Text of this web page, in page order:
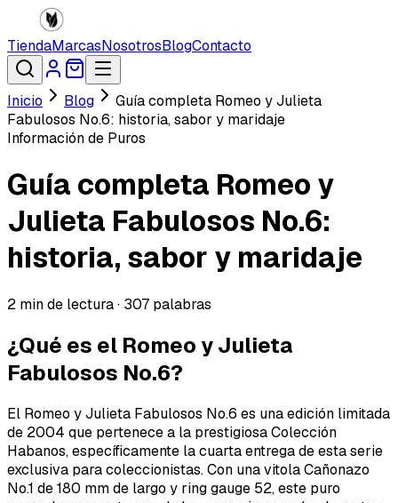
TiendaMarcasNosotrosBlogContacto
Inicio Blog
Guía completa Romeo y Julieta
Fabulosos No.6: historia, sabor y maridaje
Información de Puros
Guía completa Romeo y
Julieta Fabulosos No.6:
historia, sabor y maridaje
2 min de lectura · 307 palabras
¿Qué es el Romeo y Julieta
Fabulosos No.6?
El Romeo y Julieta Fabulosos No.6 es una edición limitada
de 2004 que pertenece a la prestigiosa Colección
Habanos, específicamente la cuarta entrega de esta serie
exclusiva para coleccionistas. Con una vitola Cañonazo
No.1 de 180 mm de largo y ring gauge 52, este puro